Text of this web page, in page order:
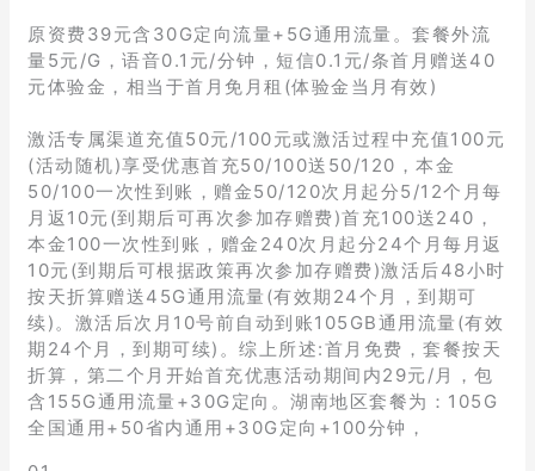
原资费39元含30G定向流量+5G通用流量。套餐外流
量5元/G，语音0.1元/分钟，短信0.1元/条首月赠送40
元体验金，相当于首月免月租(体验金当月有效)
激活专属渠道充值50元/100元或激活过程中充值100元
(活动随机)享受优惠首充50/100送50/120，本金
50/100一次性到账，赠金50/120次月起分5/12个月每
月返10元(到期后可再次参加存赠费)首充100送240，
本金100一次性到账，赠金240次月起分24个月每月返
10元(到期后可根据政策再次参加存赠费)激活后48小时
按天折算赠送45G通用流量(有效期24个月，到期可
续)。激活后次月10号前自动到账105GB通用流量(有效
期24个月，到期可续)。综上所述:首月免费，套餐按天
折算，第二个月开始首充优惠活动期间内29元/月，包
含155G通用流量+30G定向。湖南地区套餐为：105G
全国通用+50省内通用+30G定向+100分钟，